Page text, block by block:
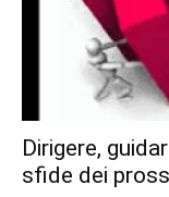
Dirigere,
sfide dei